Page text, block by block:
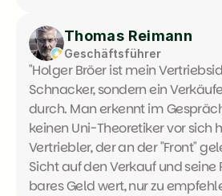
Thomas Reimann
Geschäftsführer
"Holger Bröer ist mein
Schnacker, sondern ein
durch. Man erkennt im
keinen Uni-Theoretiker vor sich
Vertriebler, der an der "Front"
Sicht auf den Verkauf und
bares Geld wert, nur zu